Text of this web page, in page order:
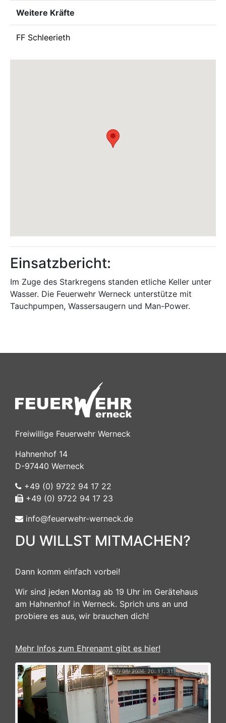
Weitere Kräfte
FF Schleerieth
Einsatzbericht:
Im Zuge des Starkregens standen etliche Keller unter
Wasser. Die Feuerwehr Werneck unterstütze mit
Tauchpumpen, Wassersaugern und Man-Power.
Freiwillige Feuerwehr Werneck
Hahnenhof 14
D-97440 Werneck
+49 (0) 9722 94 17 22
+49 (0) 9722 94 17 23
info@feuerwehr-werneck.de
DU WILLST MITMACHEN?
Dann komm einfach vorbei!
Wir sind jeden Montag ab 19 Uhr im Gerätehaus
am Hahnenhof in Werneck. Sprich uns an und
probiere es aus, wir brauchen dich!
Mehr Infos zum Ehrenamt gibt es hier!